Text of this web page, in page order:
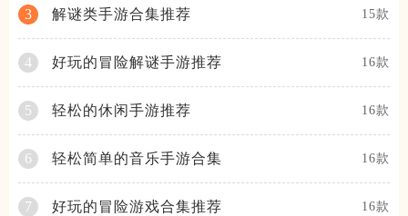
3 解谜类手游合集推荐 15款
4 好玩的冒险解谜手游推荐 16款
5 轻松的休闲手游推荐 16款
6 轻松简单的音乐手游合集 16款
7 好玩的冒险游戏合集推荐 16款